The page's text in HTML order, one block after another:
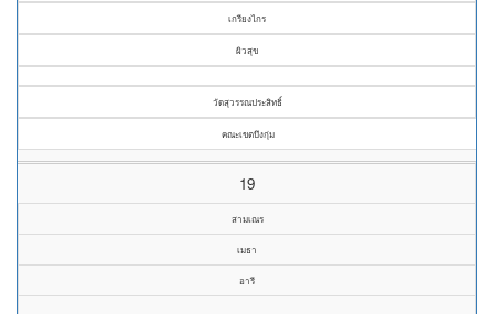
เกรียงไกร
ผิวสุข
วัดสุวรรณประสิทธิ์
คณะเขตบึงกุ่ม
19
สามเณร
เมธา
อารี